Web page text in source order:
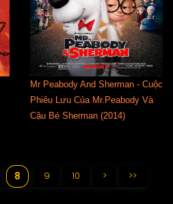
Mr Peabody And Sherman - Cuộc
Phiêu Lưu Của Mr.Peabody Và
Cậu Bé Sherman (2014)
8 9 10 > >>